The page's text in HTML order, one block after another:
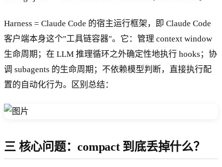
Harness = Claude Code 的宿主运行框架，即 Claude Code
客户端本身这个"工具链容器"。它：管理 context window
生命周期；在 LLM 推理循环之外确定性地执行 hooks；协
调 subagents 的生命周期；不依赖模型判断，直接执行配
置的自动化行为。区别总结：
三 核心问题：compact 到底丢掉什么？